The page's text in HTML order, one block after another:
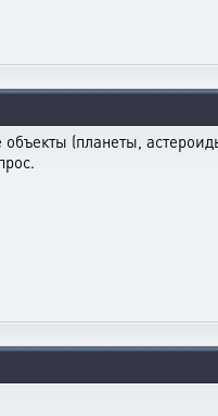
(планеты,